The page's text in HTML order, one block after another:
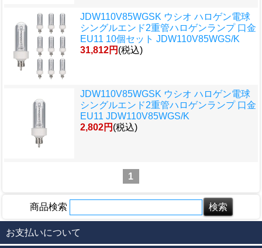
JDW110V85WGSK ウシオ ハロゲン電球
シングルエンド2重管ハロゲンランプ 口金
EU11 10個セット JDW110V85WGS/K
31,812円 (税込)
JDW110V85WGSK ウシオ ハロゲン電球
シングルエンド2重管ハロゲンランプ 口金
EU11 JDW110V85WGS/K
2,802円 (税込)
1
商品検索
お支払いについて